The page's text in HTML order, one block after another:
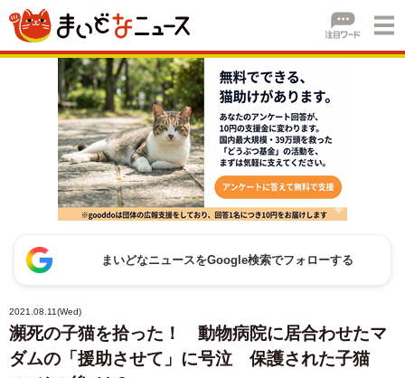
まいどなニュースをGoogle検索でフォローする
2021.08.11(Wed)
瀕死の子猫を拾った！ 動物病院に居合わせたマ
ダムの「援助させて」に号泣 保護された子猫